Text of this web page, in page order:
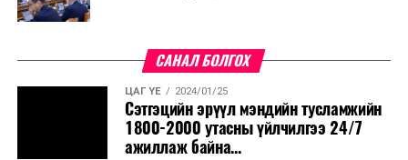
САНАЛ БОЛГОХ
ЦАГ ҮЕ 2024/01/25
Сэтгэцийн эрүүл мэндийн тусламжийн
1800-2000 утасны үйлчилгээ 24/7
ажиллаж байна...